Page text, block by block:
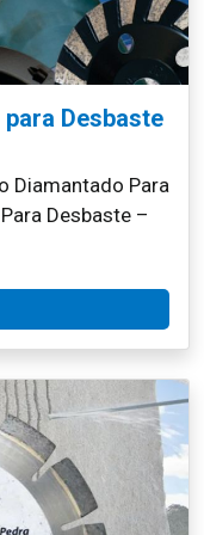
Desbaste
Diamantado Para
Desbaste –